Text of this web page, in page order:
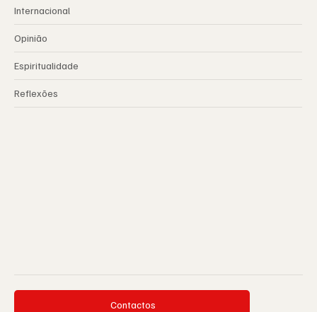
Internacional
Opinião
Espiritualidade
Reflexões
Contactos